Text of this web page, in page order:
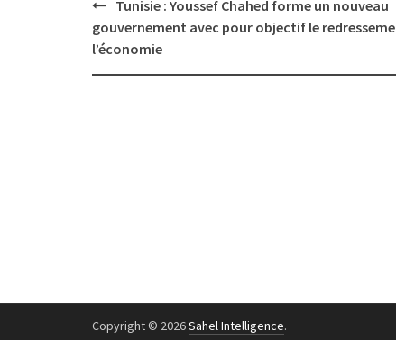
navigation
Tunisie : Youssef Chahed forme un nouveau
gouvernement avec pour objectif le
l’économie
Copyright © 2026Sahel Intelligence.